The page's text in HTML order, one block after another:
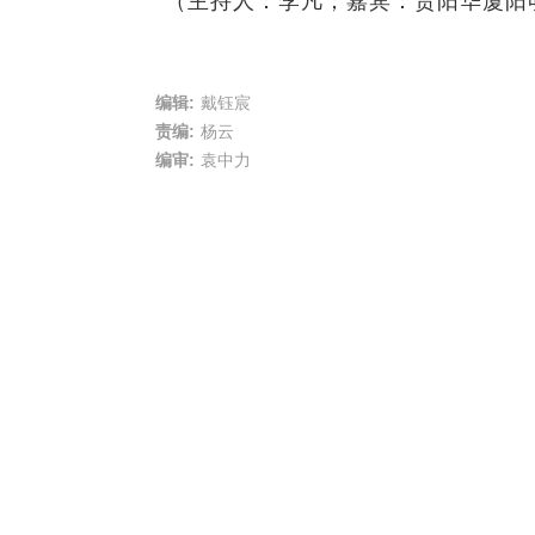
编辑: 戴钰宸
责编: 杨云
编审: 袁中力